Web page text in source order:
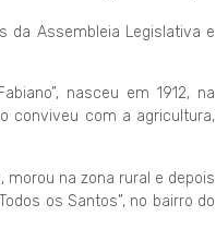
da Assembleia Legislativa e
nasceu em 1912, na
conviveu com a agricultura,
morou na zona rural e depois
os Santos”, no bairro do